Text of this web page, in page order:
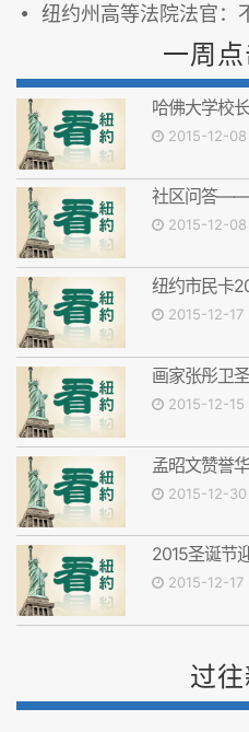
纽约州高等法院法官：
一周
哈佛大学校
2015-12-08
社区问答——
2015-12-08
纽约市民卡
2015-12-17
画家张彤卫
2015-12-15
孟昭文赞誉
2015-12-30
2015圣诞节
2015-12-17
过往